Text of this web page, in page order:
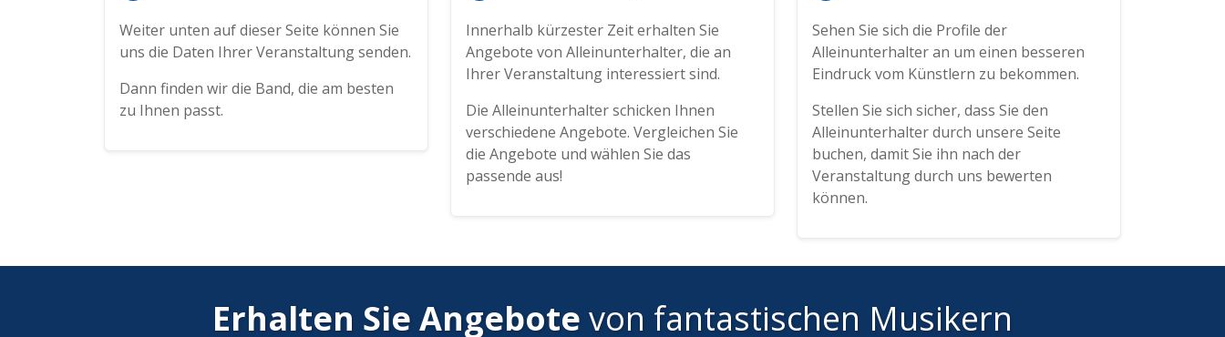
Weiter unten auf dieser Seite können Sie
uns die Daten Ihrer Veranstaltung senden.
Dann finden wir die Band, die am besten
zu Ihnen passt.
Innerhalb kürzester Zeit erhalten Sie
Angebote von Alleinunterhalter, die an
Ihrer Veranstaltung interessiert sind.
Die Alleinunterhalter schicken Ihnen
verschiedene Angebote. Vergleichen Sie
die Angebote und wählen Sie das
passende aus!
Sehen Sie sich die Profile der
Alleinunterhalter an um einen besseren
Eindruck vom Künstlern zu bekommen.
Stellen Sie sich sicher, dass Sie den
Alleinunterhalter durch unsere Seite
buchen, damit Sie ihn nach der
Veranstaltung durch uns bewerten
können.
Erhalten Sie Angebote von fantastischen Musikern